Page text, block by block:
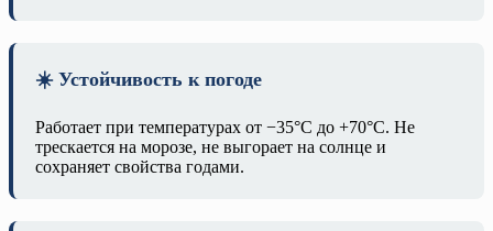
☀️ Устойчивость к погоде
Работает при температурах от −35°C до +70°C. Не
трескается на морозе, не выгорает на солнце и
сохраняет свойства годами.